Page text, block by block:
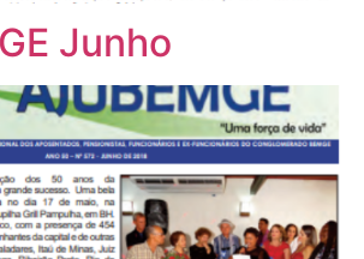
Junho